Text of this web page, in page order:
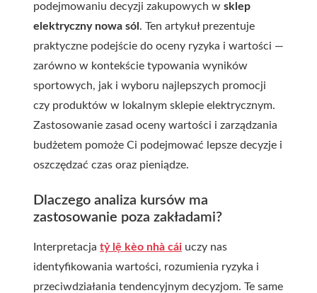
podejmowaniu decyzji zakupowych w sklep
elektryczny nowa sól . Ten artykuł prezentuje
praktyczne podejście do oceny ryzyka i wartości —
zarówno w kontekście typowania wyników
sportowych, jak i wyboru najlepszych promocji
czy produktów w lokalnym sklepie elektrycznym.
Zastosowanie zasad oceny wartości i zarządzania
budżetem pomoże Ci podejmować lepsze decyzje i
oszczędzać czas oraz pieniądze.
Dlaczego analiza kursów ma
zastosowanie poza zakładami?
Interpretacja tỷ lệ kèo nhà cái uczy nas
identyfikowania wartości, rozumienia ryzyka i
przeciwdziałania tendencyjnym decyzjom. Te same